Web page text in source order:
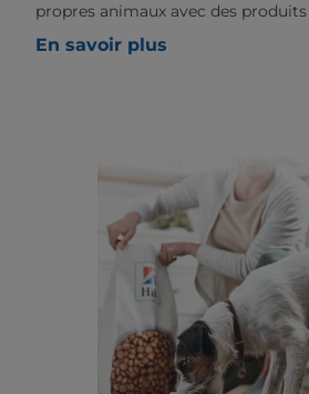
propres animaux avec des produits
En savoir plus